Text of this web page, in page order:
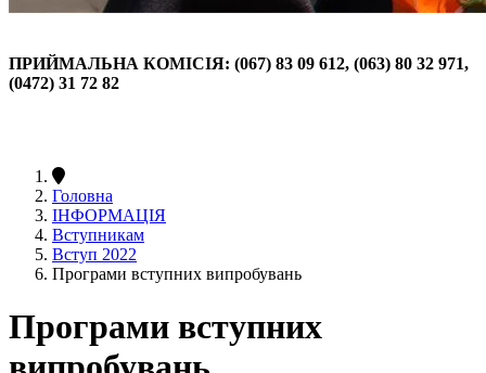
ПРИЙМАЛЬНА КОМІСІЯ: (067) 83 09 612, (063) 80 32 971,
(0472) 31 72 82
Головна
ІНФОРМАЦІЯ
Вступникам
Вступ 2022
Програми вступних випробувань
Програми вступних